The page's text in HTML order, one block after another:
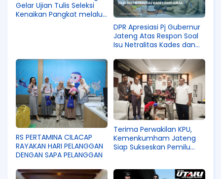
Gelar Ujian Tulis Seleksi
Kenaikan Pangkat melalui
DPR Apresiasi Pj Gubernur
Jateng Atas Respon Soal
Isu Netralitas Kades dan
RS PERTAMINA CILACAP
RAYAKAN HARI PELANGGAN
DENGAN SAPA PELANGGAN
Terima Perwakilan KPU,
Kemenkumham Jateng
Siap Sukseskan Pemilu